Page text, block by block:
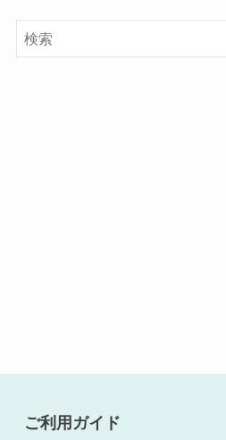
ご利用ガイド